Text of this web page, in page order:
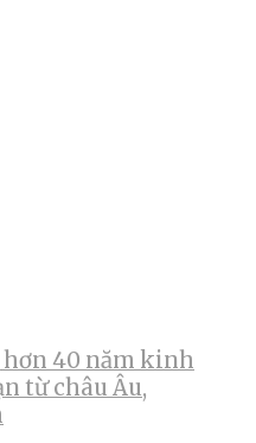
hơn 40 năm kinh
từ châu Âu,